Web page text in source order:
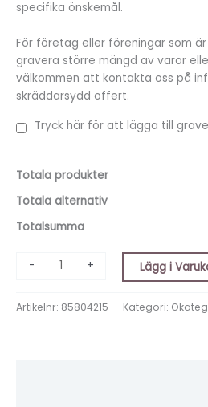
specifika önskemål.
För företag eller föreningar som
gravera större mängd av varor
välkommen att kontakta oss på
skräddarsydd offert.
Tryck här för att lägga till
Totala produkter
Totala alternativ
Totalsumma
- + Lägg i
Artikelnr: 85804215 Kategori: